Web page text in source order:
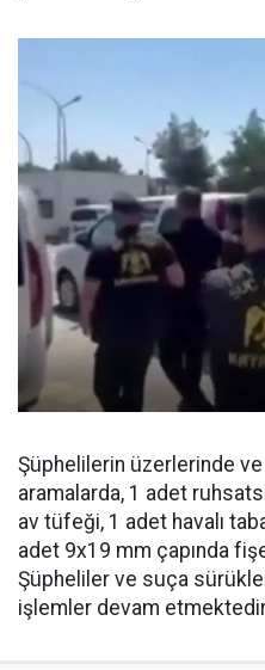
Şüphelilerin üzerlerinde ve
aramalarda, 1 adet
av tüfeği, 1 adet havalı
adet 9x19 mm çapında
Şüpheliler ve suça
işlemler devam